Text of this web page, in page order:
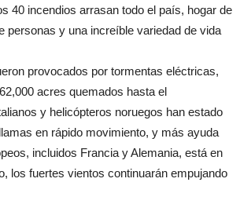
40 incendios arrasan todo el país, hogar de
personas y una increíble variedad de vida
provocados por tormentas eléctricas,
acres quemados hasta el
y helicópteros noruegos han estado
en rápido movimiento, y más ayuda
incluidos Francia y Alemania, está en
los fuertes vientos continuarán empujando